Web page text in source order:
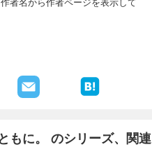
もに。 のシリーズ、関連